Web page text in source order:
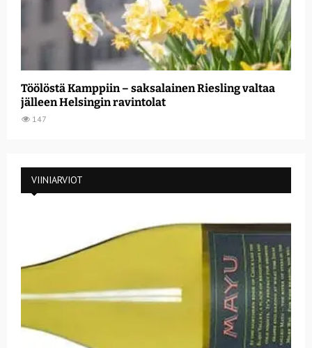
Töölöstä Kamppiin – saksalainen Riesling valtaa
jälleen Helsingin ravintolat
147
VIINIARVIOT